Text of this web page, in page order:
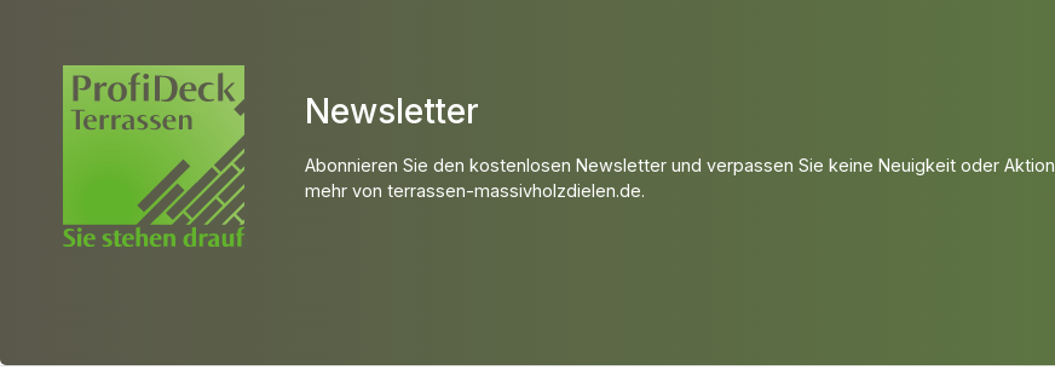
Newsletter
Abonnieren Sie den kostenlosen Newsletter und verpassen Sie keine Neuigkeit oder Aktion
mehr von terrassen-massivholzdielen.de.